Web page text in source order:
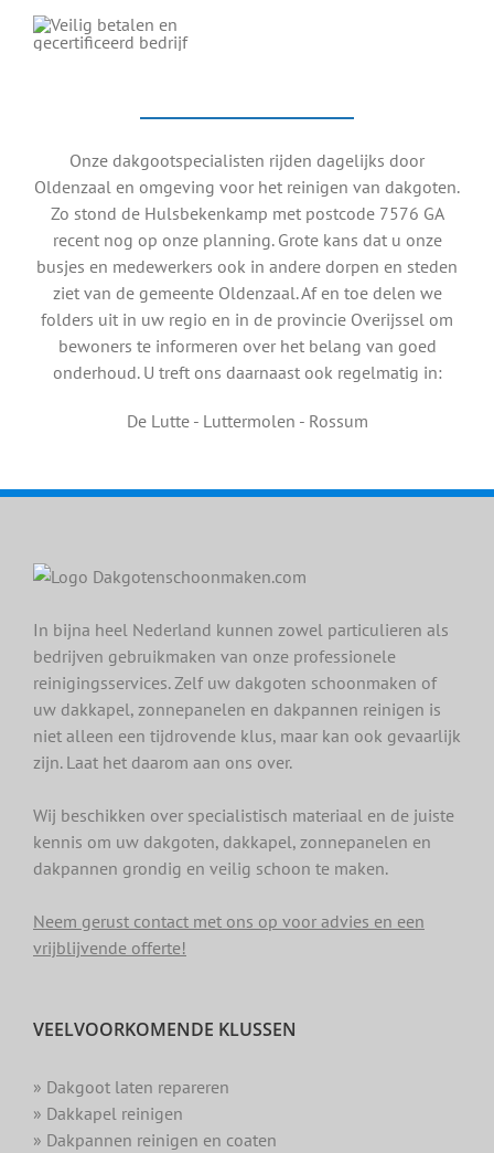
Onze dakgootspecialisten rijden dagelijks door
Oldenzaal en omgeving voor het reinigen van dakgoten.
Zo stond de Hulsbekenkamp met postcode 7576 GA
recent nog op onze planning. Grote kans dat u onze
busjes en medewerkers ook in andere dorpen en steden
ziet van de gemeente Oldenzaal. Af en toe delen we
folders uit in uw regio en in de provincie Overijssel om
bewoners te informeren over het belang van goed
onderhoud. U treft ons daarnaast ook regelmatig in:
De Lutte - Luttermolen - Rossum
In bijna heel Nederland kunnen zowel particulieren als
bedrijven gebruikmaken van onze professionele
reinigingsservices. Zelf uw dakgoten schoonmaken of
uw dakkapel, zonnepanelen en dakpannen reinigen is
niet alleen een tijdrovende klus, maar kan ook gevaarlijk
zijn. Laat het daarom aan ons over.
Wij beschikken over specialistisch materiaal en de juiste
kennis om uw dakgoten, dakkapel, zonnepanelen en
dakpannen grondig en veilig schoon te maken.
Neem gerust contact met ons op voor advies en een
vrijblijvende offerte!
VEELVOORKOMENDE KLUSSEN
» Dakgoot laten repareren
» Dakkapel reinigen
» Dakpannen reinigen en coaten